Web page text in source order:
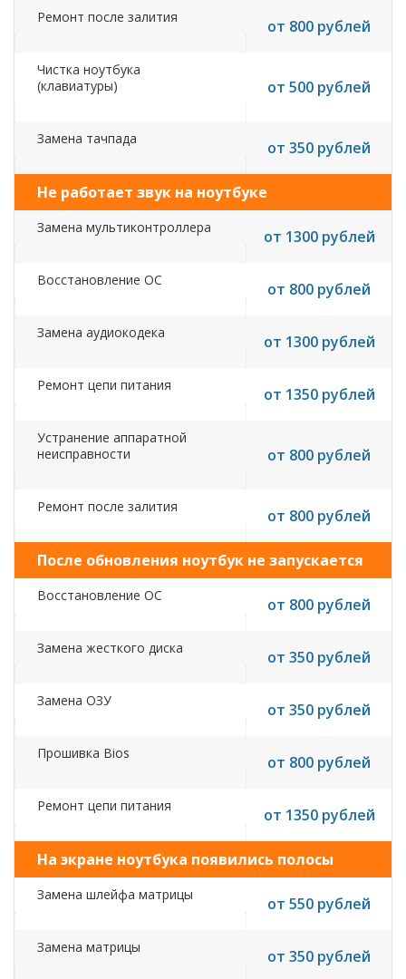
Ремонт после залития от 800 рублей
Чистка ноутбука
(клавиатуры)
от 500 рублей
Замена тачпада от 350 рублей
Не работает звук на ноутбуке
Замена мультиконтроллера от 1300 рублей
Восстановление ОС от 800 рублей
Замена аудиокодека от 1300 рублей
Ремонт цепи питания от 1350 рублей
Устранение аппаратной
неисправности
от 800 рублей
Ремонт после залития от 800 рублей
После обновления ноутбук не запускается
Восстановление ОС от 800 рублей
Замена жесткого диска от 350 рублей
Замена ОЗУ от 350 рублей
Прошивка Bios от 800 рублей
Ремонт цепи питания от 1350 рублей
На экране ноутбука появились полосы
Замена шлейфа матрицы от 550 рублей
Замена матрицы от 350 рублей